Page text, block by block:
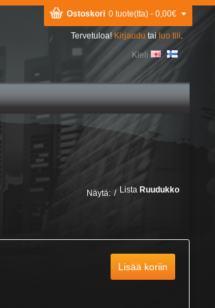
Ostoskori 0 tuote(tta) - 0,00€
Tervetuloa!Kirjaudu tai luo tili.
Kieli
Näytä: Lista
/ Ruudukko